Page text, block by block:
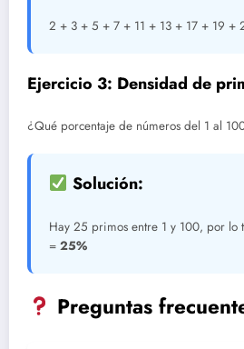
2 + 3 + 5 + 7 + 11 + 13 + 17 + 19 +
Ejercicio 3: Densidad de
¿Qué porcentaje de números del 1 al
Solución:
Hay 25 primos entre 1 y 100, por
= 25%
Preguntas